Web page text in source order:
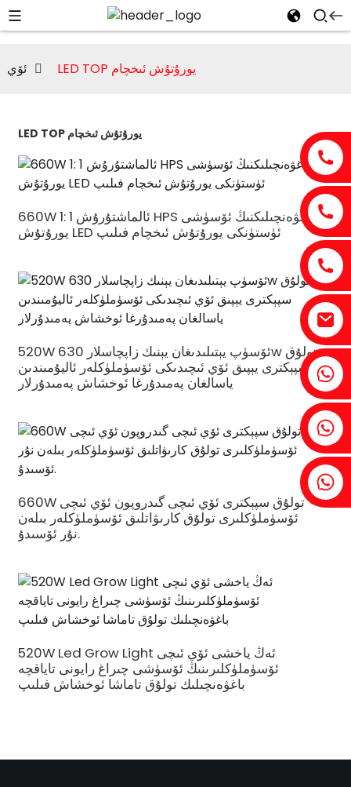
Fenia ： +86 18607525299
Ivy: +86 18607522355
ئۆي LED TOP يورۇتۇش ئىخچام
LED TOP يورۇتۇش ئىخچام
660W 1: 1 ئالماشتۇرۇش HPS باغۋەنچىلىكنىڭ ئۆسۈشى
يورۇتۇش LED ئۈستۈنكى يورۇتۇش ئىخچام فىلىپ
520W ئۆسۈپ يېتىلىدىغان يېنىك زاپچاسلار 630w تولۇق
سپېكترى يېپىق ئۆي ئىچىدىكى ئۆسۈملۈكلەر ئاليۇمىندىن
ياسالغان پەمىدۇرغا ئوخشاش پەمىدۇرلار
660W تولۇق سپېكترى ئۆي ئىچى گىدروپون ئۆي ئىچى
ئۆسۈملۈكلىرى تولۇق كارىۋاتلىق ئۆسۈملۈكلەر بىلەن
نۇر ئۆسىدۇ.
520W Led Grow Light ئەڭ ياخشى ئۆي ئىچى
ئۆسۈملۈكلىرىنىڭ ئۆسۈشى چىراغ رايونى تاياقچە
باغۋەنچىلىك تولۇق تاماشا ئوخشاش فىلىپ